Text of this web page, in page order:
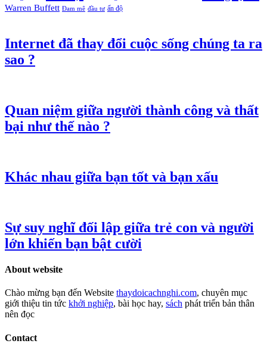
Warren Buffett Đam mê đầu tư ấn độ
Internet đã thay đổi cuộc sống chúng ta ra
sao ?
Quan niệm giữa người thành công và thất
bại như thế nào ?
Khác nhau giữa bạn tốt và bạn xấu
Sự suy nghĩ đối lập giữa trẻ con và người
lớn khiến bạn bật cười
About website
Chào mừng bạn đến Website thaydoicachnghi.com, chuyên mục
giới thiệu tin tức khởi nghiệp, bài học hay, sách phát triển bản thân
nên đọc
Contact